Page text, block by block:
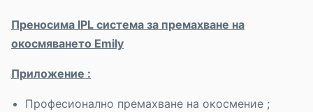
Преносима IPL система за премахване на
окосмяването Emily
Приложение :
Професионално премахване на окосмение ;